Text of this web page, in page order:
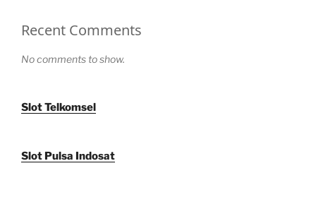
Recent Comments
No comments to show.
Slot Telkomsel
Slot Pulsa Indosat